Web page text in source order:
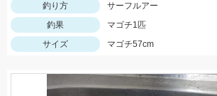
釣り方
サーフルアー
釣果
マゴチ1匹
サイズ
マゴチ57cm